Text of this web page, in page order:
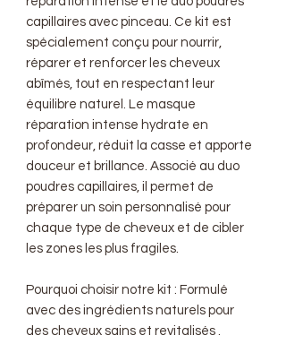
capillaires avec pinceau. Ce kit est
spécialement conçu pour nourrir,
réparer et renforcer les cheveux
abîmés, tout en respectant leur
équilibre naturel. Le masque
réparation intense hydrate en
profondeur, réduit la casse et apporte
douceur et brillance. Associé au duo
poudres capillaires, il permet de
préparer un soin personnalisé pour
chaque type de cheveux et de cibler
les zones les plus fragiles.
Pourquoi choisir notre kit : Formulé
avec des ingrédients naturels pour
des cheveux sains et revitalisés .